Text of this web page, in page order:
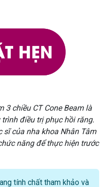
3 chiều CT Cone Beam là
điều trị phục hồi răng.
sĩ của nha khoa Nhân Tâm
năng để thực hiện trước
tính chất tham khảo và